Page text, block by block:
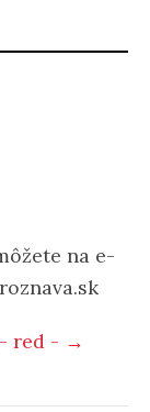
na e-
red - →